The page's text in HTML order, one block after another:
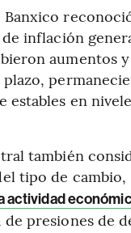
inflación
aumentos
estables en
también
tipo de cambio,
actividad
de presiones de